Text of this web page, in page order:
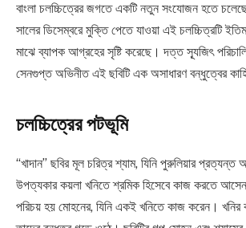
বাংলা চলচ্চিত্রের জগতে একটি নতুন সংযোজন হতে
সালের ডিসেম্বরে মুক্তি পেতে যাওয়া এই চলচ্চিত্রটি
মাঝে ব্যাপক আগ্রহের সৃষ্টি করেছে। দত্ত স্যূজিৎ
সেনগুপ্ত অভিনীত এই ছবিটি এক অসাধারণ বন্ধুত্বের
চলচ্চিত্রের পটভূমি
“খাদান” ছবির মূল চরিত্র শ্যাম, যিনি পুরুলিয়ার
উপত্যকার কয়লা খনিতে শ্রমিক হিসেবে কাজ করতে
পরিচয় হয় মোহনের, যিনি একই খনিতে কাজ করেন। খনির